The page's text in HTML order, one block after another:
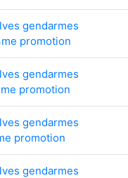
gendarmes
promotion
gendarmes
promotion
gendarmes
promotion
gendarmes